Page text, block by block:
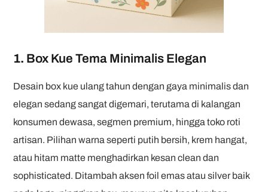
1. Box Kue Tema Minimalis Elegan
Desain box kue ulang tahun dengan gaya minimalis dan
elegan sedang sangat digemari, terutama di kalangan
konsumen dewasa, segmen premium, hingga toko roti
artisan. Pilihan warna seperti putih bersih, krem hangat,
atau hitam matte menghadirkan kesan clean dan
sophisticated. Ditambah aksen foil emas atau silver baik